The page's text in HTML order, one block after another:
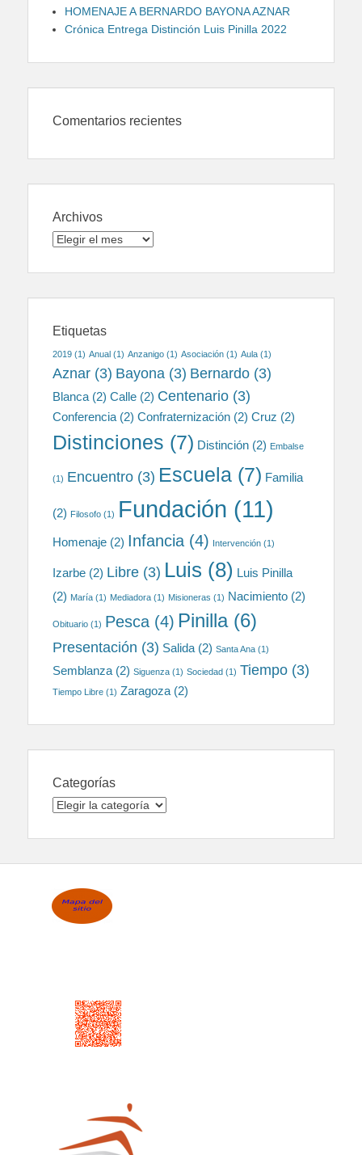
HOMENAJE A BERNARDO BAYONA AZNAR
Crónica Entrega Distinción Luis Pinilla 2022
Comentarios recientes
Archivos
Archivos
Etiquetas
2019 (1) Anual (1) Anzanigo (1) Asociación (1) Aula (1)
Aznar (3) Bayona (3) Bernardo (3)
Blanca (2) Calle (2) Centenario (3)
Conferencia (2) Confraternización (2) Cruz (2)
Distinciones (7) Distinción (2) Embalse
(1) Encuentro (3) Escuela (7) Familia
(2) Filosofo (1) Fundación (11)
Homenaje (2) Infancia (4) Intervención (1)
Izarbe (2) Libre (3) Luis (8) Luis Pinilla
(2) María (1) Mediadora (1) Misioneras (1) Nacimiento (2)
Obituario (1) Pesca (4) Pinilla(6)
Presentación (3) Salida (2) Santa Ana (1)
Semblanza (2) Siguenza (1) Sociedad (1) Tiempo (3)
Tiempo Libre (1) Zaragoza (2)
Categorías
Categorías